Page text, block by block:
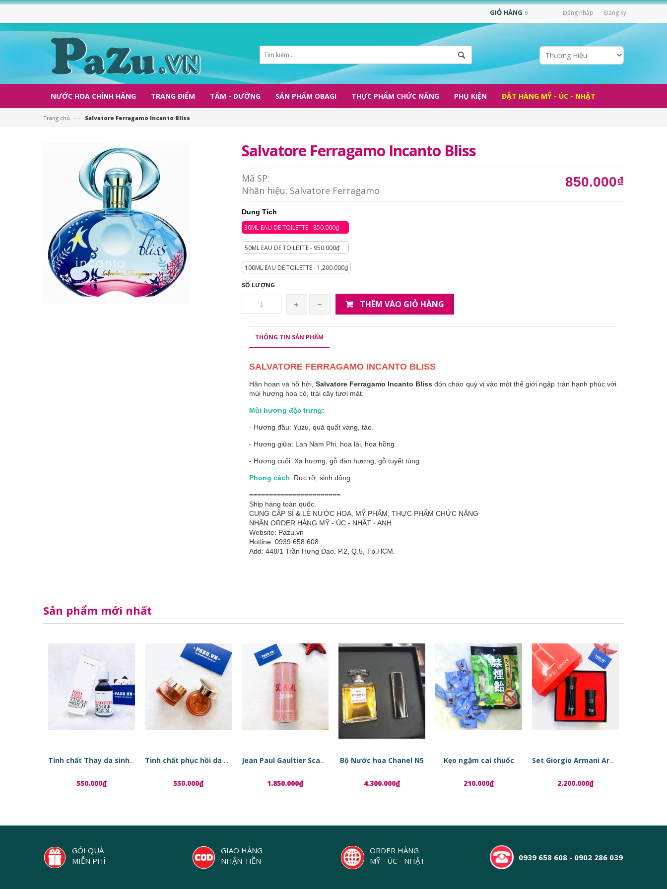
Đăng nhập Đăng ký
GIỎ HÀNG 0
NƯỚC HOA CHÍNH HÃNG TRANG ĐIỂM TẮM - DƯỠNG SẢN PHẨM OBAGI THỰC PHẨM CHỨC NĂNG PHỤ KIỆN ĐẶT HÀNG MỸ - ÚC - NHẬT
Trang chủ —› Salvatore Ferragamo Incanto Bliss
Salvatore Ferragamo Incanto Bliss
Mã SP:
Nhãn hiệu: Salvatore Ferragamo
850.000₫
Dung Tích
30ML EAU DE TOILETTE - 850.000₫
50ML EAU DE TOILETTE - 950.000₫
100ML EAU DE TOILETTE - 1.200.000₫
SỐ LƯỢNG
THÊM VÀO GIỎ HÀNG
THÔNG TIN SẢN PHẨM
SALVATORE FERRAGAMO INCANTO BLISS
Hân hoan và hồ hởi, Salvatore Ferragamo Incanto Bliss đón chào quý vị vào một thế giới ngập tràn hạnh phúc với
mùi hương hoa cỏ, trái cây tươi mát.
Mùi hương đặc trưng:
- Hương đầu: Yuzu, quả quất vàng, táo.
- Hương giữa: Lan Nam Phi, hoa lài, hoa hồng.
- Hương cuối: Xạ hương, gỗ đàn hương, gỗ tuyết tùng.
Phong cách: Rực rỡ, sinh động.
=======================
Ship hàng toàn quốc.
CUNG CẤP SỈ & LẺ NƯỚC HOA, MỸ PHẨM, THỰC PHẨM CHỨC NĂNG
NHẬN ORDER HÀNG MỸ - ÚC - NHẬT - ANH
Website: Pazu.vn
Hotline: 0939.658.608
Add: 448/1 Trần Hưng Đạo, P.2, Q.5, Tp.HCM.
Sản phẩm mới nhất
Tinh chất Thay da sinh học Red Peel Tingle Serum
550.000₫
Tinh chất phục hồi da dạng viên nang Estée Lauder Advanced Night Repair Ampoules
550.000₫
Jean Paul Gaultier Scandal EDP
1.850.000₫
Bộ Nước hoa Chanel N5
4.300.000₫
Kẹo ngậm cai thuốc
210.000₫
Set Giorgio Armani Armani Code
2.200.000₫
GÓI QUÀ
MIỄN PHÍ
GIAO HÀNG
NHẬN TIỀN
ORDER HÀNG
MỸ - ÚC - NHẬT
0939 658 608 - 0902 286 039